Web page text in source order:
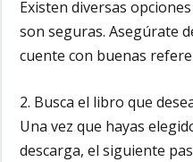
Existen diversas
son seguras. Asegúrate
cuente con buenas
2. Busca el libro que
Una vez que hayas
descarga, el siguiente